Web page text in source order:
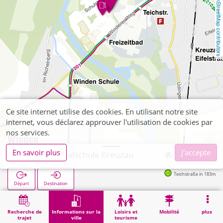
OpenStreetMap contributors
Recherche de
trajet
Informations sur la
ville
Loisirs et
tourisme
Mobilité plus
Kreuzau, Realschule Kreuzau
Départ Destination
Teichstraße in 183m
Démarrage Informations sur la ville Kreuzau, Realschule Kreuzau
Ce site internet utilise des cookies. En utilisant notre site
internet, vous déclarez approuver l'utilisation de cookies par
nos services.
En savoir plus
J'accepte